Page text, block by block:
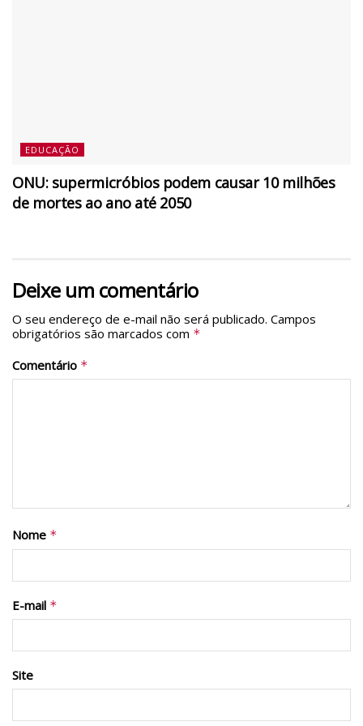
EDUCAÇÃO
ONU: supermicróbios podem causar 10 milhões
de mortes ao ano até 2050
Deixe um comentário
O seu endereço de e-mail não será publicado. Campos
obrigatórios são marcados com *
Comentário *
Nome *
E-mail *
Site